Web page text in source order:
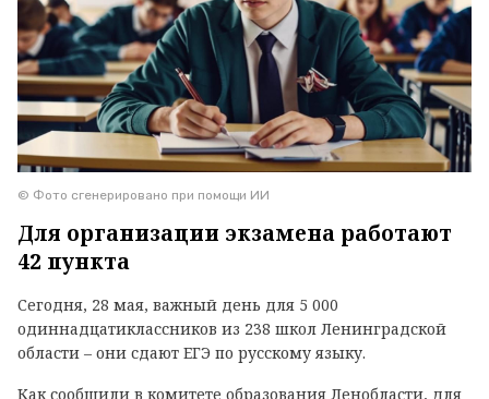
© Фото сгенерировано при помощи ИИ
Для организации экзамена работают
42 пункта
Сегодня, 28 мая, важный день для 5 000
одиннадцатиклассников из 238 школ Ленинградской
области – они сдают ЕГЭ по русскому языку.
Как сообщили в комитете образования Ленобласти, для